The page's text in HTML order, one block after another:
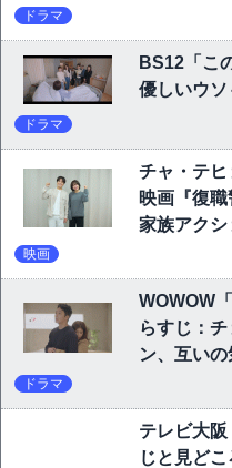
ドラマ
BS12「こ
優しいウソ
ドラマ
チャ・テ
映画『復
家族アク
映画
WOWOW
らすじ：
ン、互い
ドラマ
テレビ大
じと見ど